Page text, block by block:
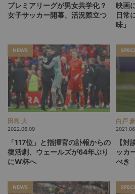
プレミアリーグが男女共学化？
女子サッカー開幕、活況際立つ
映画
日常
味」
NEWS
田島 大
2022.06.09
「117位」と指揮官の訃報からの
復活劇、ウェールズが64年ぶり
にW杯へ
白戸
【
ッカ
べき
NEWS